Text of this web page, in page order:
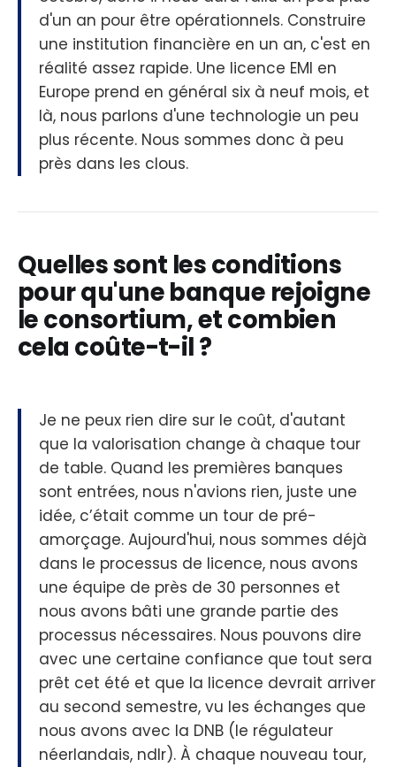
d'un an pour être opérationnels. Construire
une institution financière en un an, c'est en
réalité assez rapide. Une licence EMI en
Europe prend en général six à neuf mois, et
là, nous parlons d'une technologie un peu
plus récente. Nous sommes donc à peu
près dans les clous.
Quelles sont les conditions
pour qu'une banque rejoigne
le consortium, et combien
cela coûte-t-il ?
Je ne peux rien dire sur le coût, d'autant
que la valorisation change à chaque tour
de table. Quand les premières banques
sont entrées, nous n'avions rien, juste une
idée, c’était comme un tour de pré-
amorçage. Aujourd'hui, nous sommes déjà
dans le processus de licence, nous avons
une équipe de près de 30 personnes et
nous avons bâti une grande partie des
processus nécessaires. Nous pouvons dire
avec une certaine confiance que tout sera
prêt cet été et que la licence devrait arriver
au second semestre, vu les échanges que
nous avons avec la DNB (le régulateur
néerlandais, ndlr). À chaque nouveau tour,